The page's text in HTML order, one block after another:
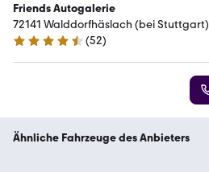
Friends Autogalerie
72141 Walddorfhäslach (bei Stuttgart)
4.7 Sterne
(52)
Ähnliche Fahrzeuge des Anbieters